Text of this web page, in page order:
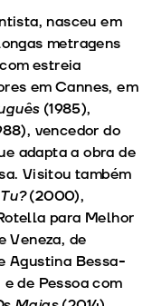
nasceu em
metragens
estreia
em Cannes, em
(1985),
vencedor do
adapta a obra de
Visitou também
(2000),
para Melhor
Veneza, de
Agustina Bessa-
de Pessoa com